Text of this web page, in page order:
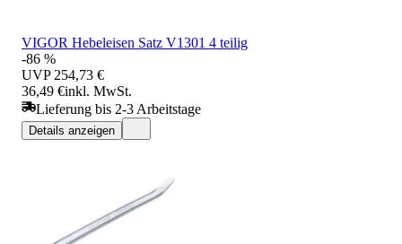
VIGOR Hebeleisen Satz V1301 4 teilig
-86 %
UVP 254,73 €
36,49 €inkl. MwSt.
Lieferung bis 2-3 Arbeitstage
Details anzeigen